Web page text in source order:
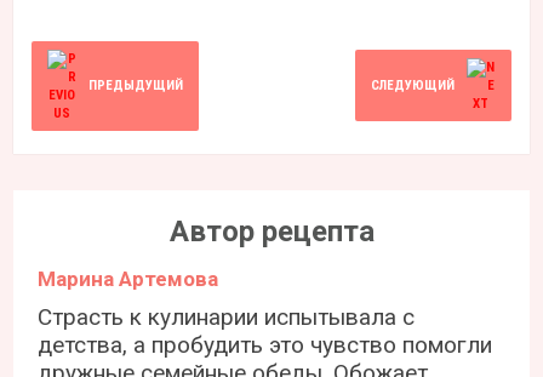
ПРЕДЫДУЩИЙ СЛЕДУЮЩИЙ
Автор рецепта
Марина Артемова
Страсть к кулинарии испытывала с
детства, а пробудить это чувство помогли